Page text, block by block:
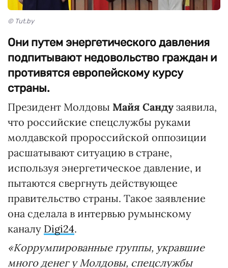
© Tut.by
Они путем энергетического давления
подпитывают недовольство граждан и
противятся европейскому курсу
страны.
Президент Молдовы Майя Санду заявила,
что российские спецслужбы руками
молдавской пророссийской оппозиции
расшатывают ситуацию в стране,
используя энергетическое давление, и
пытаются свергнуть действующее
правительство страны. Такое заявление
она сделала в интервью румынскому
каналу Digi24.
«Коррумпированные группы, укравшие
много денег у Молдовы, спецслужбы